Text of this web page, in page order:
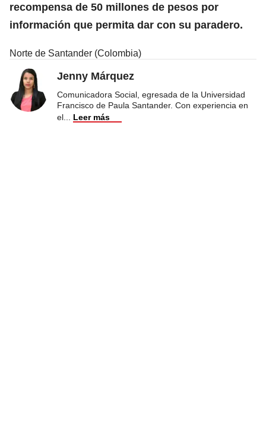
recompensa de 50 millones de pesos por
información que permita dar con su paradero.
Norte de Santander (Colombia)
Jenny Márquez
Comunicadora Social, egresada de la Universidad
Francisco de Paula Santander. Con experiencia en
el
Leer más